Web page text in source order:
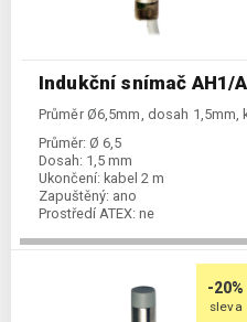
Indukční snímač AH1/
Průměr Ø6,5mm, dosah 1,5mm,
Průměr: Ø 6,5
Dosah: 1,5 mm
Ukončení: kabel 2 m
Zapuštěný: ano
Prostředí ATEX: ne
-20%
sleva